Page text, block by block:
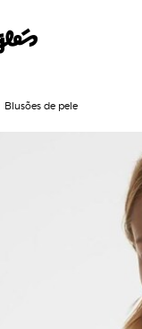
Blusões de pele